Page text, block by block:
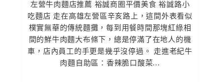
左營牛肉麵店推薦 裕誠商圈平價美食 裕誠路小
吃麵店 走在高雄左營區辛亥路上，這間外表看似
樸實無華的傳統麵攤，每到用餐時間那塊紅綠相
間的鮮牛肉麵大布條下，總是停滿了在地人的機
車，店內員工的手更是幾乎沒停過。 走進老紀牛
肉麵自助區：香辣脆口酸菜...